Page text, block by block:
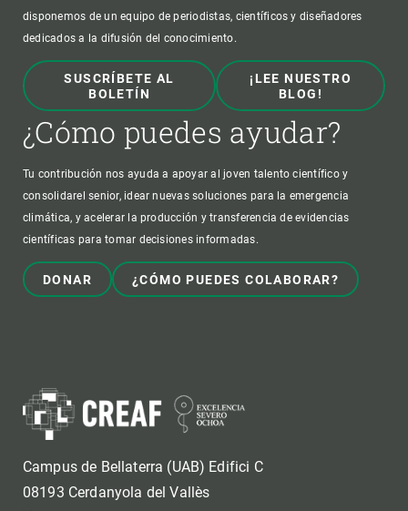
disponemos de un equipo de periodistas, científicos y diseñadores
dedicados a la difusión del conocimiento.
SUSCRÍBETE AL
BOLETÍN
¡LEE NUESTRO
BLOG!
¿Cómo puedes ayudar?
Tu contribución nos ayuda a apoyar al joven talento científico y
consolidarel senior, idear nuevas soluciones para la emergencia
climática, y acelerar la producción y transferencia de evidencias
científicas para tomar decisiones informadas.
DONAR ¿CÓMO PUEDES COLABORAR?
Campus de Bellaterra (UAB) Edifici C
08193 Cerdanyola del Vallès